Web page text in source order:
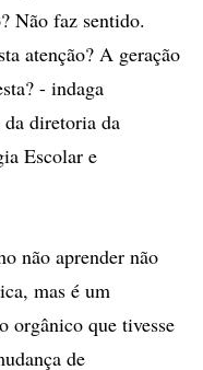
Não faz sentido.
atenção? A geração
- indaga
diretoria da
Escolar e
não aprender não
mas é um
orgânico que tivesse
de